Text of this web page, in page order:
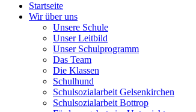
Startseite
Wir über uns
Unsere Schule
Unser Leitbild
Unser Schulprogramm
Das Team
Die Klassen
Schulhund
Schulsozialarbeit Gelsenkirchen
Schulsozialarbeit Bottrop